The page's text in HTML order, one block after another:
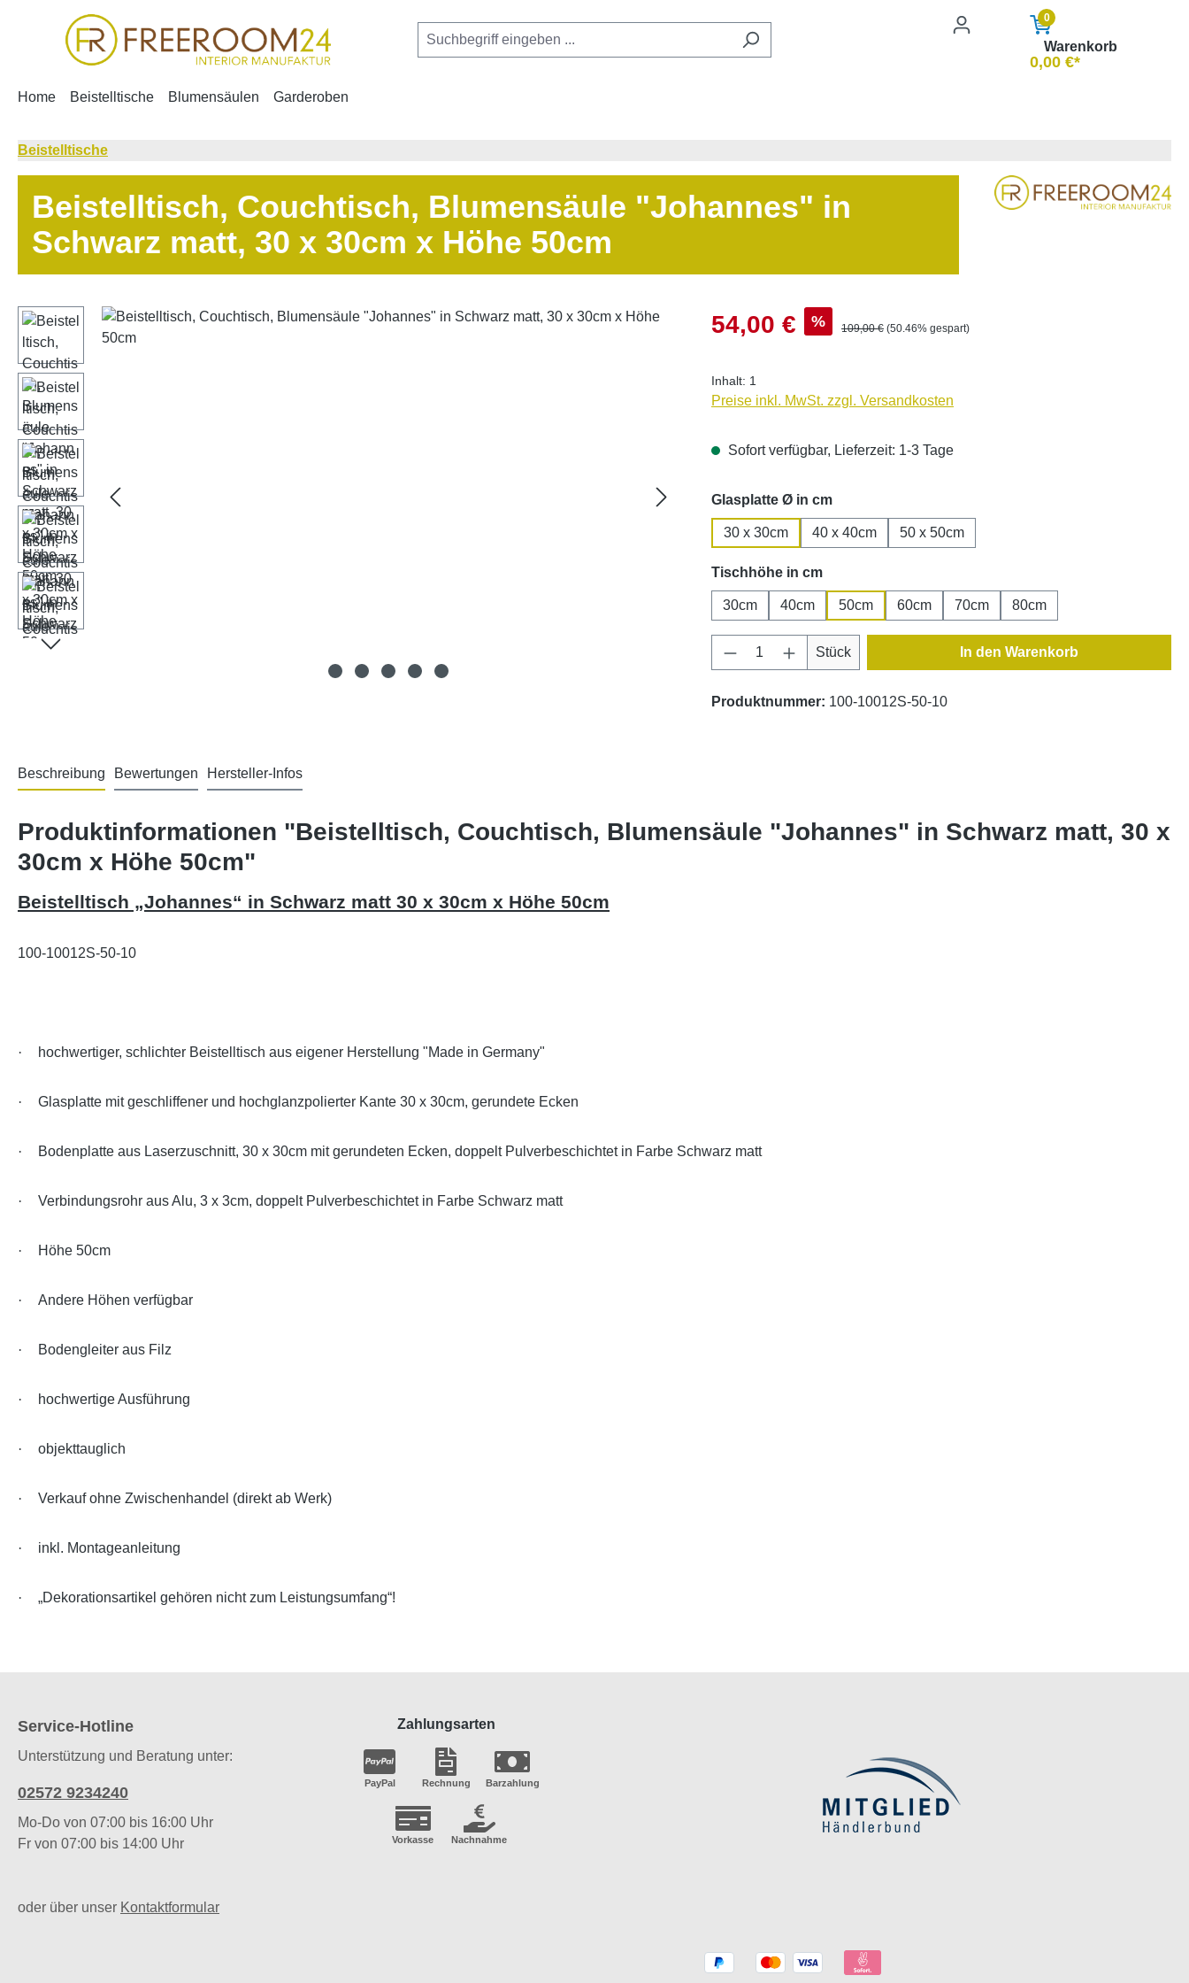
Hauptinhalt springen
Zur Suche springen
Zur Hauptnavigation springen 0
Warenkorb
0,00 €*
Home Beistelltische Blumensäulen Garderoben
Beistelltische
Beistelltisch, Couchtisch, Blumensäule "Johannes" in
Schwarz matt, 30 x 30cm x Höhe 50cm
Bildergalerie überspringen Verkaufspreis:
54,00 € % Regulärer Preis:
109,00 € (50.46% gespart)
Inhalt: 1
Preise inkl. MwSt. zzgl. Versandkosten
Sofort verfügbar, Lieferzeit: 1-3 Tage
Glasplatte Ø in cmauswählen
30 x 30cm 40 x 40cm 50 x 50cm
Tischhöhe in cmauswählen
30cm 40cm 50cm 60cm 70cm 80cm
Produkt Anzahl: Gib den gewünschten Wert ein
Stück In den Warenkorb
Produktnummer: 100-10012S-50-10
Beschreibung Bewertungen Hersteller-Infos
Produktinformationen "Beistelltisch, Couchtisch, Blumensäule "Johannes" in Schwarz matt, 30 x
30cm x Höhe 50cm"
Beistelltisch „Johannes“ in Schwarz matt 30 x 30cm x Höhe 50cm
100-10012S-50-10
· hochwertiger, schlichter Beistelltisch aus eigener Herstellung "Made in Germany"
· Glasplatte mit geschliffener und hochglanzpolierter Kante 30 x 30cm, gerundete Ecken
· Bodenplatte aus Laserzuschnitt, 30 x 30cm mit gerundeten Ecken, doppelt Pulverbeschichtet in Farbe Schwarz matt
· Verbindungsrohr aus Alu, 3 x 3cm, doppelt Pulverbeschichtet in Farbe Schwarz matt
· Höhe 50cm
· Andere Höhen verfügbar
· Bodengleiter aus Filz
· hochwertige Ausführung
· objekttauglich
· Verkauf ohne Zwischenhandel (direkt ab Werk)
· inkl. Montageanleitung
· „Dekorationsartikel gehören nicht zum Leistungsumfang“!
Service-Hotline
Unterstützung und Beratung unter:
02572 9234240
Mo-Do von 07:00 bis 16:00 Uhr
Fr von 07:00 bis 14:00 Uhr
oder über unser Kontaktformular
Zahlungsarten
PayPal Rechnung Barzahlung
Vorkasse Nachnahme